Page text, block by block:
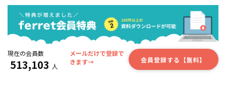
現在の会員数
513,103 人
メールだけで登録で
きます→
会員登録する【無料】